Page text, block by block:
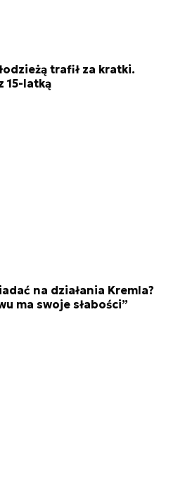
trafił za kratki.
15-latką
na działania Kremla?
ma swoje słabości”